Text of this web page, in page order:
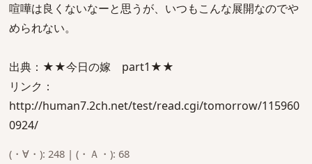
喧嘩は良くないなーと思うが、いつもこんな展開なのでや
められない。
出典：★★今日の嫁 part1★★
リンク：
http://human7.2ch.net/test/read.cgi/tomorrow/115960
0924/
(・∀・): 248 | (・Ａ・): 68